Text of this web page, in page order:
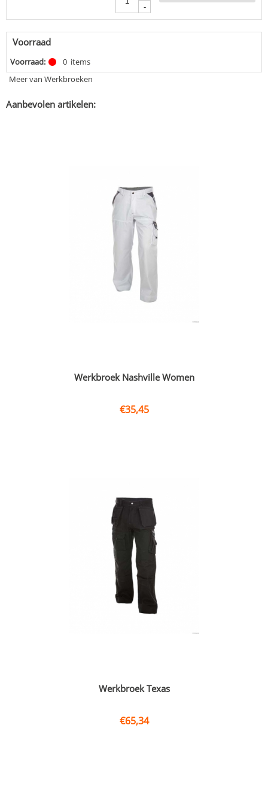
-
Voorraad
Voorraad: 0 items
Meer van Werkbroeken
Aanbevolen artikelen:
Werkbroek Nashville Women
€35,45
Werkbroek Texas
€65,34